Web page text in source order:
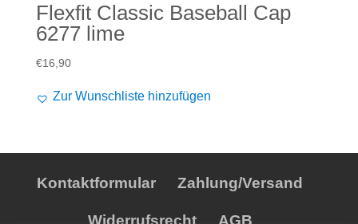
Flexfit Classic Baseball Cap
6277 lime
€16,90
Zur Wunschliste hinzufügen
Kontaktformular Zahlung/Versand
Widerrufsrecht AGB